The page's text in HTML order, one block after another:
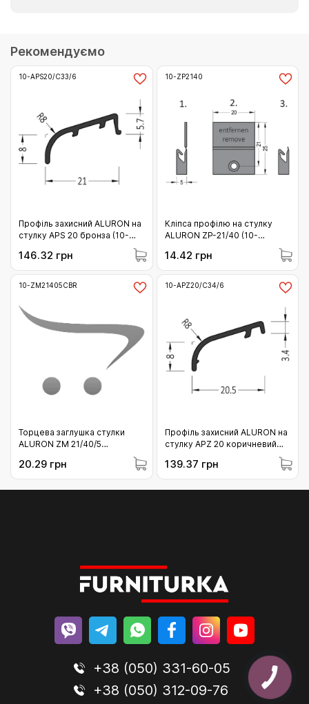
Рекомендуємо
10-APS20/C33/6
Профіль захисний ALURON на
стулку APS 20 бронза (10-
146.32 грн
10-ZP2140
Кліпса профілю на стулку
ALURON ZP-21/40 (10-
14.42 грн
10-ZM21405CBR
Торцева заглушка стулки
ALURON ZM 21/40/5
коричнева (10-ZM21405CBR)
20.29 грн
10-APZ20/C34/6
Профіль захисний ALURON на
стулку APZ 20 коричневий
139.37 грн
+38 (050) 331-60-05
+38 (050) 312-09-76